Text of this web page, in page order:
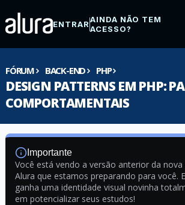
ENTRARAINDA NÃO TEM
ACESSO?
FÓRUM BACK-END PHP
DESIGN PATTERNS EM PHP:
COMPORTAMENTAIS
Importante
Você está vendo a versão anterior da nova
Alura que estamos preparando para você.
ganha uma identidade visual novinha
em potencializar seus estudos!